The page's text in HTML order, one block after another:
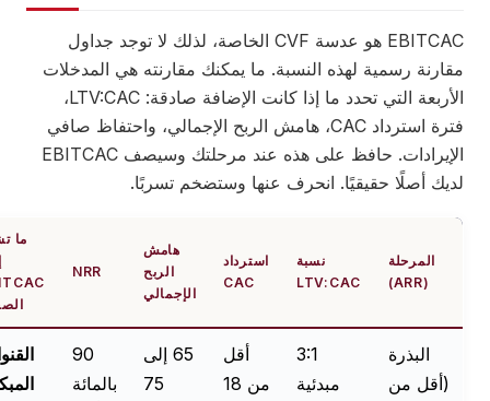
EBITCAC هو عدسة CVF الخاصة، لذلك لا توجد جداول
رسمية لهذه النسبة. ما يمكنك مقارنته هي المدخلات
الأربعة التي تحدد ما إذا كانت الإضافة صادقة: LTV:CAC،
فترة استرداد CAC، هامش الربح الإجمالي، واحتفاظ صافي
الإيرادات. حافظ على هذه عند مرحلتك وسيصف EBITCAC
أصلًا حقيقيًا. انحرف عنها وستضخم تسربًا.
المرحلة
LTV:CAC
استرداد
هامش
الإجمالي
ما تشير
EBITCAC
الصحية
البذرة
(أقل من
مبدئية
من 18
65 إلى
بالمائة
القنوات
المبكرة